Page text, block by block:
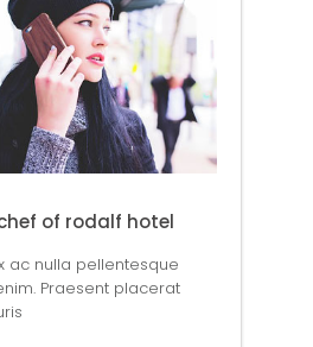
of rodalf hotel
ac nulla pellentesque
Praesent placerat